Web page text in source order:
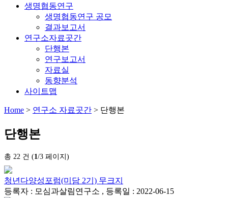
생명협동연구
생명협동연구 공모
결과보고서
연구소자료곳간
단행본
연구보고서
자료실
동향분석
사이트맵
Home > 연구소 자료곳간 > 단행본
단행본
총 22 건 (1/3 페이지)
청년다양성포럼(미담 2기) 무크지
등록자 : 모심과살림연구소 , 등록일 : 2022-06-15